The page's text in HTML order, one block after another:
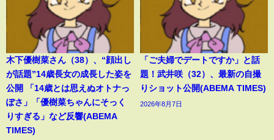
木下優樹菜さん（38）、“顔出し
が話題”14歳長女の成長した姿を
公開 「14歳とは思えぬオトナっ
ぽさ」「優樹菜ちゃんにそっく
りすぎる」など反響(ABEMA
TIMES)
「ご夫婦でデートですか」と話
題！武井咲（32）、最新の自撮
りショット公開(ABEMA TIMES)
2026年8月7日